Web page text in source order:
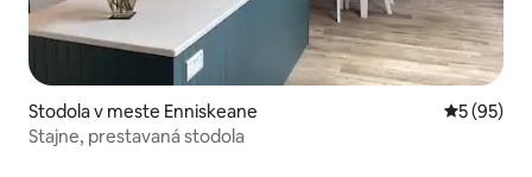
Stodola v meste Enniskeane
5 (95)
Stajne, prestavaná stodola